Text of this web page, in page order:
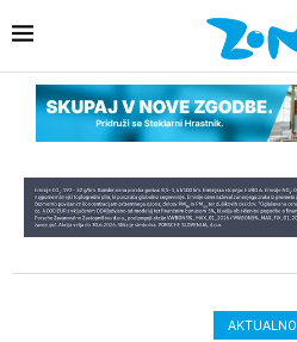
AKTUALNO